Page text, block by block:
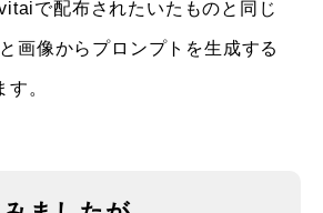
で配布されたいたものと同じ
画像からプロンプトを生成する
。